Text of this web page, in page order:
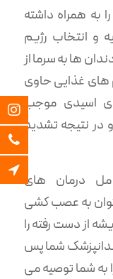
به همراه داشته
و انتخاب رژیم
ها به سرما از
های غذایی حاوی
اسیدی موجب
در نتیجه تشدید
درمان های
به عصب کشی
از دست رفته را
شما پس
به شما توصیه می